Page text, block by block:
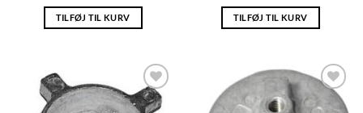
TILFØJ TIL KURV TILFØJ TIL KURV
AJOUTER
AJOUTER